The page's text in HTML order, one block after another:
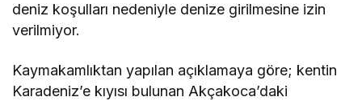
deniz koşulları nedeniyle denize girilmesine izin
verilmiyor.
Kaymakamlıktan yapılan açıklamaya göre; kentin
Karadeniz’e kıyısı bulunan Akçakoca’daki